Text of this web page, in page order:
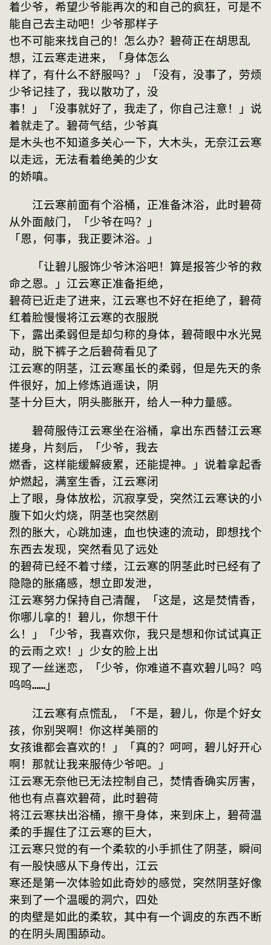
着少爷，希望少爷能再次的和自己的疯狂，可是不
能自己去主动吧！少爷那样子
也不可能来找自己的！怎么办？碧荷正在胡思乱
想，江云寒走进来，「身体怎么
样了，有什么不舒服吗？」「没有，没事了，劳烦
少爷记挂了，我以散功了，没
事！」「没事就好了，我走了，你自己注意！」说
着就走了。碧荷气结，少爷真
是木头也不知道多关心一下，大木头，无奈江云寒
以走远，无法看着绝美的少女
的娇嗔。
江云寒前面有个浴桶，正准备沐浴，此时碧荷
从外面敲门，「少爷在吗？」
「恩，何事，我正要沐浴。」
「让碧儿服饰少爷沐浴吧！算是报答少爷的救
命之恩。」江云寒正准备拒绝，
碧荷已近走了进来，江云寒也不好在拒绝了，碧荷
红着脸慢慢将江云寒的衣服脱
下，露出柔弱但是却匀称的身体，碧荷眼中水光晃
动，脱下裤子之后碧荷看见了
江云寒的阴茎，江云寒虽长的柔弱，但是先天的条
件很好，加上修炼逍遥诀，阴
茎十分巨大，阴头膨胀开，给人一种力量感。
碧荷服侍江云寒坐在浴桶，拿出东西替江云寒
搓身，片刻后，「少爷，我去
燃香，这样能缓解疲累，还能提神。」说着拿起香
炉燃起，满室生香，江云寒闭
上了眼，身体放松，沉寂享受，突然江云寒诀的小
腹下如火灼烧，阴茎也突然剧
烈的胀大，心跳加速，血也快速的流动，即想找个
东西去发现，突然看见了远处
的碧荷已经不着寸缕，江云寒的阴茎此时已经有了
隐隐的胀痛感，想立即发泄，
江云寒努力保持自己清醒，「这是，这是焚情香，
你哪儿拿的！碧儿，你想干什
么！」「少爷，我喜欢你，我只是想和你试试真正
的云雨之欢！」少女的脸上出
现了一丝迷恋，「少爷，你难道不喜欢碧儿吗？呜
呜呜……」
江云寒有点慌乱，「不是，碧儿，你是个好女
孩，你别哭啊！你这样美丽的
女孩谁都会喜欢的！」「真的？呵呵，碧儿好开心
啊！那就让我来服侍少爷吧。」
江云寒无奈他已无法控制自己，焚情香确实厉害，
他也有点喜欢碧荷，此时碧荷
将江云寒扶出浴桶，擦干身体，来到床上，碧荷温
柔的手握住了江云寒的巨大，
江云寒只觉的有一个柔软的小手抓住了阴茎，瞬间
有一股快感从下身传出，江云
寒还是第一次体验如此奇妙的感觉，突然阴茎好像
来到了一个温暖的洞穴，四处
的肉壁是如此的柔软，其中有一个调皮的东西不断
的在阴头周围舔动。